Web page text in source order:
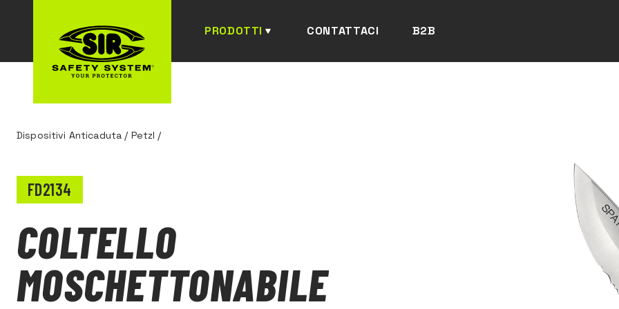
PRODOTTI CONTATTACI B2B
Dispositivi Anticaduta / Petzl /
FD2134
COLTELLO
MOSCHETTONABILE